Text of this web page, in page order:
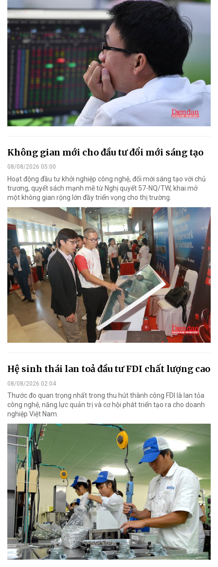
Không gian mới cho đầu tư đổi mới sáng tạo
08/08/2026 05:00
Hoạt động đầu tư khởi nghiệp công nghệ, đổi mới sáng tạo với chủ
trương, quyết sách mạnh mẽ từ Nghị quyết 57-NQ/TW, khai mở
một không gian rộng lớn đầy triển vọng cho thị trường.
Hệ sinh thái lan toả đầu tư FDI chất lượng cao
08/08/2026 02:04
Thước đo quan trọng nhất trong thu hút thành công FDI là lan tỏa
công nghệ, năng lực quản trị và cơ hội phát triển tạo ra cho doanh
nghiệp Việt Nam.